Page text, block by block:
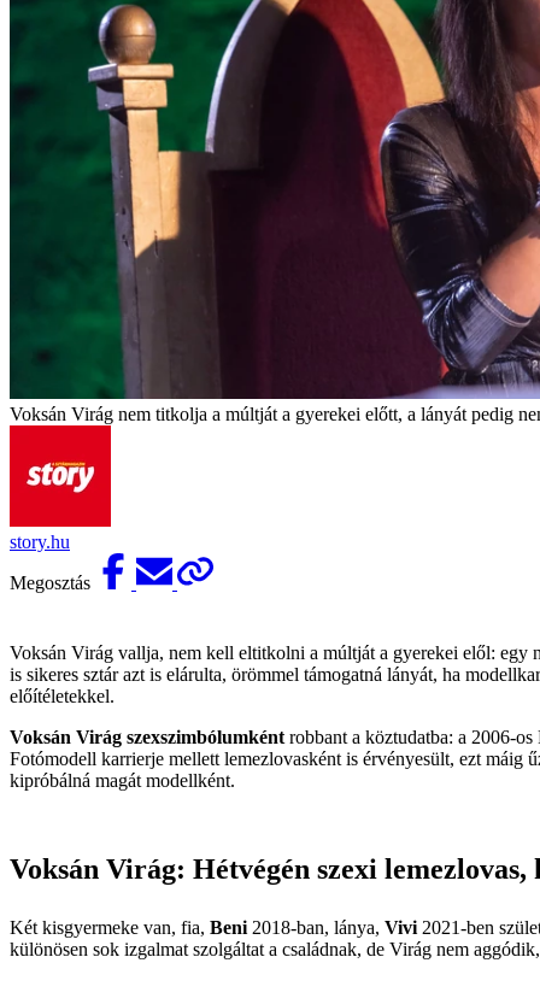
Voksán Virág nem titkolja a múltját a gyerekei előtt, a lányát pedig
story.hu
Megosztás
Voksán Virág vallja, nem kell eltitkolni a múltját a gyerekei elől: egy
is sikeres sztár azt is elárulta, örömmel támogatná lányát, ha
előítéletekkel.
Voksán Virág szexszimbólumként robbant a köztudatba: a 2006-
Fotómodell karrierje mellett lemezlovasként is érvényesült, ezt máig
kipróbálná magát modellként.
Voksán Virág: Hétvégén szexi lemezlovas,
Két kisgyermeke van, fia, Beni 2018-ban, lánya, Vivi 2021-ben
különösen sok izgalmat szolgáltat a családnak, de Virág nem